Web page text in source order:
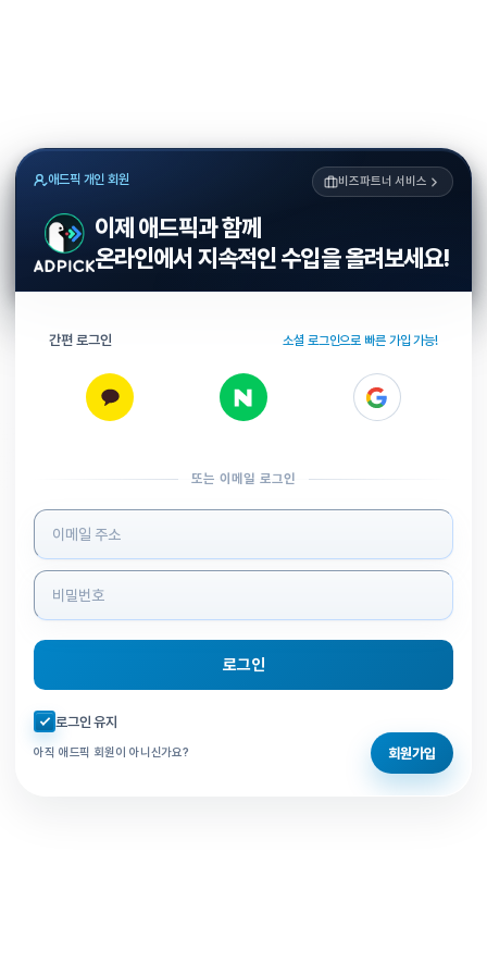
애드픽 개인 회원 비즈파트너 서비스
이제 애드픽과 함께
온라인에서 지속적인 수입을 올려보세요!
간편 로그인 소셜 로그인으로 빠른 가입 가능!
또는 이메일 로그인
로그인 정보 입력
로그인
자동로그인 체크
로그인 유지
아직 애드픽 회원이 아니신가요? 회원가입